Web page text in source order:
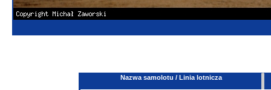
Nazwa samolotu / Linia lotnicza